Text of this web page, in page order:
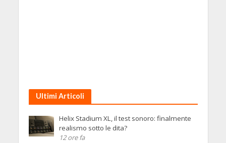
Ultimi Articoli
Helix Stadium XL, il test sonoro: finalmente
realismo sotto le dita?
12 ore fa